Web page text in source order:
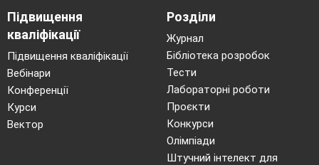
Підвищення
кваліфікації
Підвищення кваліфікації
Вебінари
Конференції
Курси
Вектор
Розділи
Журнал
Бібліотека розробок
Тести
Лабораторні роботи
Проєкти
Конкурси
Олімпіади
Штучний інтелект для